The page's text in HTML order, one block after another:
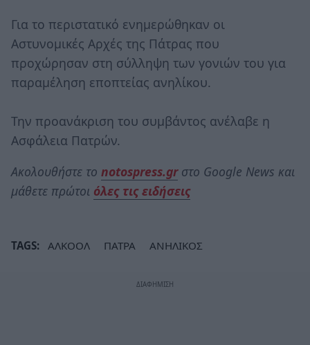
Για το περιστατικό ενημερώθηκαν οι
Αστυνομικές Αρχές της Πάτρας που
προχώρησαν στη σύλληψη των γονιών του για
παραμέληση εποπτείας ανηλίκου.
Την προανάκριση του συμβάντος ανέλαβε η
Ασφάλεια Πατρών.
Ακολουθήστε το notospress.grστο Google News και
μάθετε πρώτοι όλες τις ειδήσεις
TAGS: ΑΛΚΟΟΛ ΠΑΤΡΑ ΑΝΗΛΙΚΟΣ